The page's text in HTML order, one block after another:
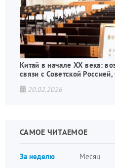
Китай в начале XX века:
связи с Советской
20.02.2026
САМОЕ ЧИТАЕМОЕ
За неделю Месяц